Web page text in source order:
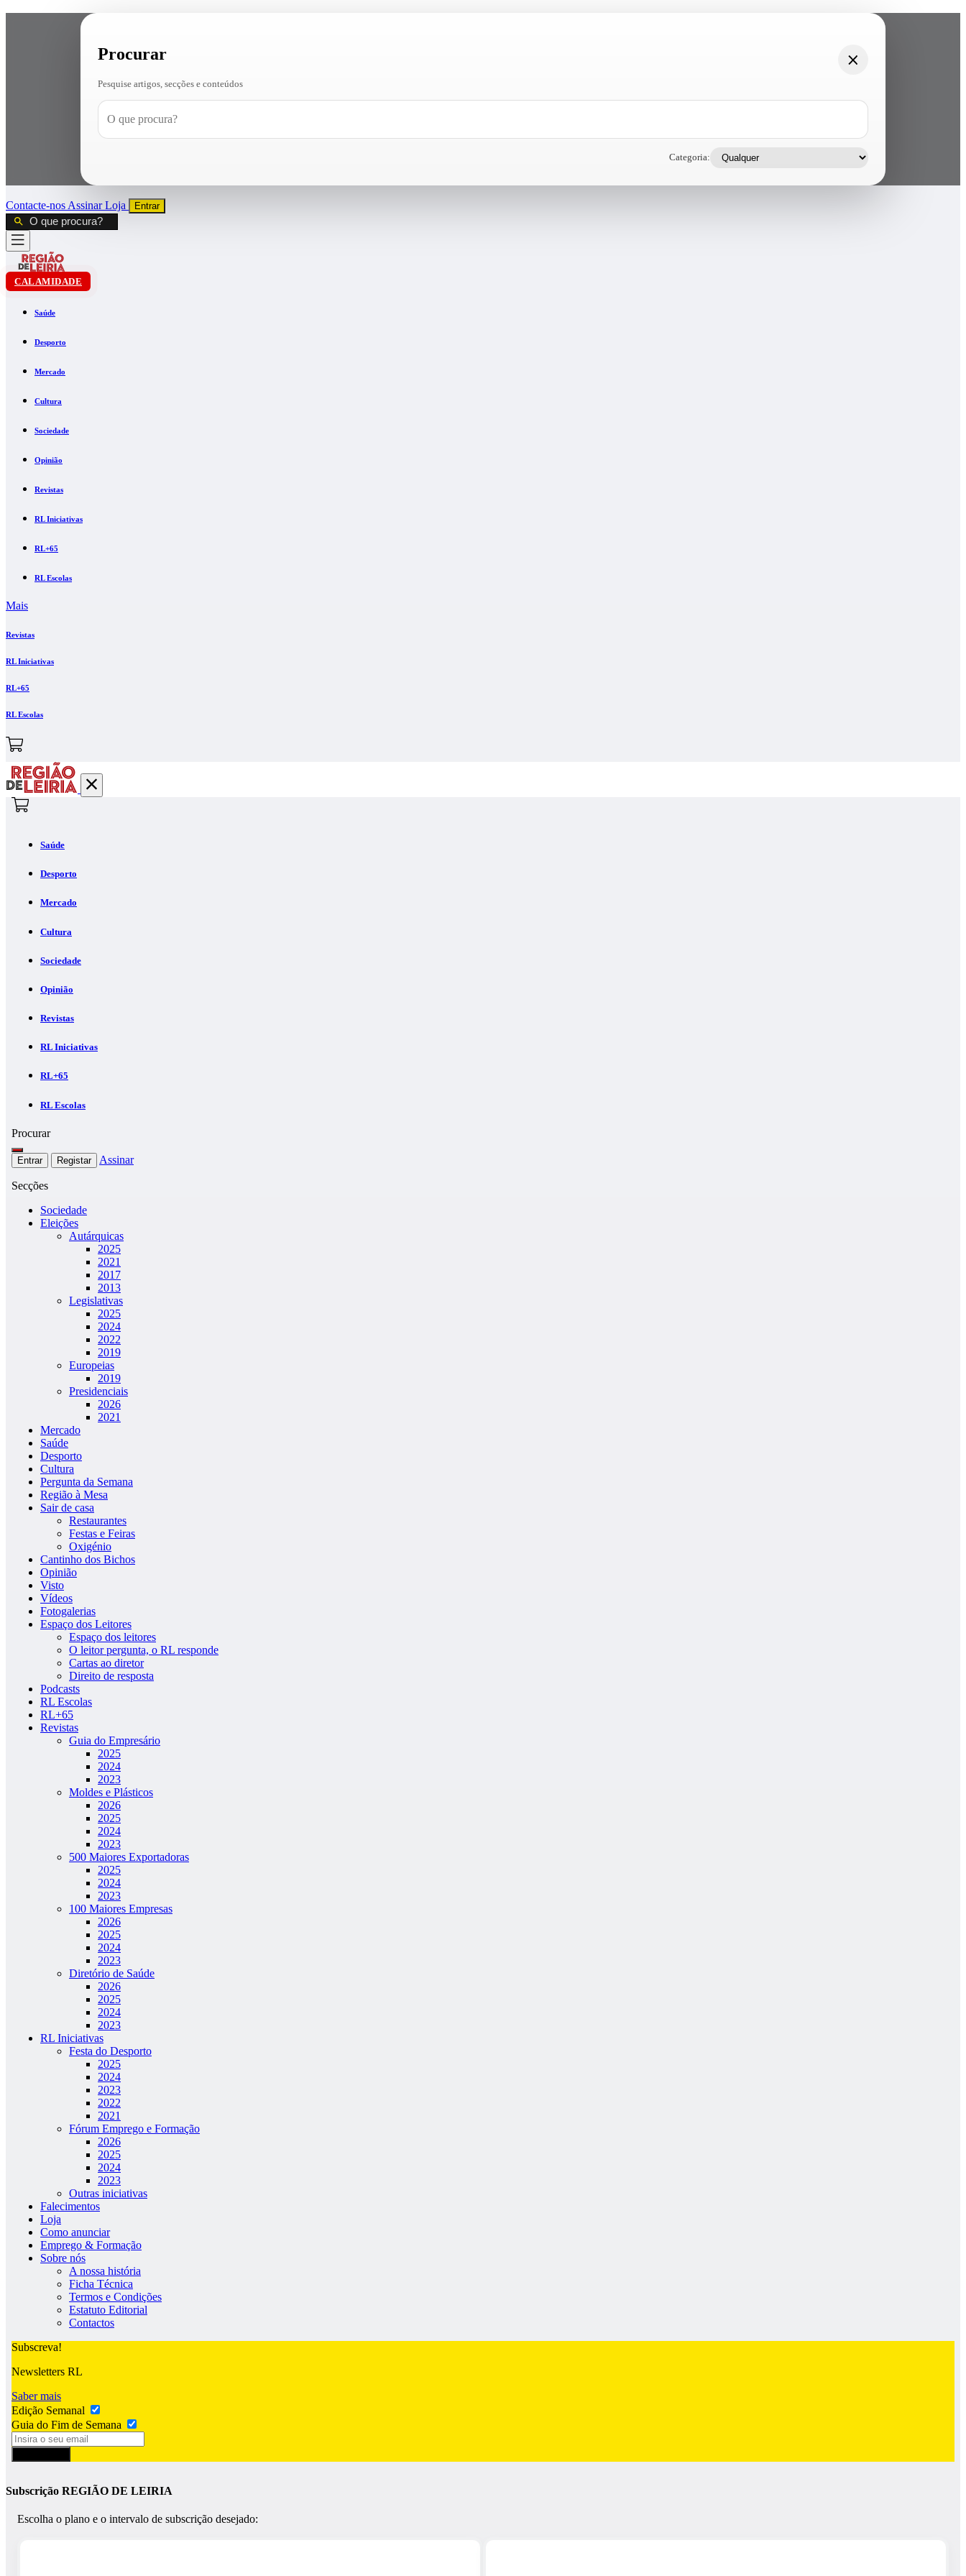
Procurar
Pesquise artigos, secções e conteúdos
Categoria:
Contacte-nos AssinarLoja Entrar
CALAMIDADE
Saúde
Desporto
Mercado
Cultura
Sociedade
Opinião
Revistas
RL Iniciativas
RL+65
RL Escolas
Mais
Revistas
RL Iniciativas
RL+65
RL Escolas
Saúde
Desporto
Mercado
Cultura
Sociedade
Opinião
Revistas
RL Iniciativas
RL+65
RL Escolas
Procurar
Entrar Registar Assinar
Secções
Sociedade
Eleições
Autárquicas
2025
2021
2017
2013
Legislativas
2025
2024
2022
2019
Europeias
2019
Presidenciais
2026
2021
Mercado
Saúde
Desporto
Cultura
Pergunta da Semana
Região à Mesa
Sair de casa
Restaurantes
Festas e Feiras
Oxigénio
Cantinho dos Bichos
Opinião
Visto
Vídeos
Fotogalerias
Espaço dos Leitores
Espaço dos leitores
O leitor pergunta, o RL responde
Cartas ao diretor
Direito de resposta
Podcasts
RL Escolas
RL+65
Revistas
Guia do Empresário
2025
2024
2023
Moldes e Plásticos
2026
2025
2024
2023
500 Maiores Exportadoras
2025
2024
2023
100 Maiores Empresas
2026
2025
2024
2023
Diretório de Saúde
2026
2025
2024
2023
RL Iniciativas
Festa do Desporto
2025
2024
2023
2022
2021
Fórum Emprego e Formação
2026
2025
2024
2023
Outras iniciativas
Falecimentos
Loja
Como anunciar
Emprego & Formação
Sobre nós
A nossa história
Ficha Técnica
Termos e Condições
Estatuto Editorial
Contactos
Subscreva!
Newsletters RL
Saber mais
Edição Semanal
Guia do Fim de Semana
Subscrição REGIÃO DE LEIRIA
Escolha o plano e o intervalo de subscrição desejado: